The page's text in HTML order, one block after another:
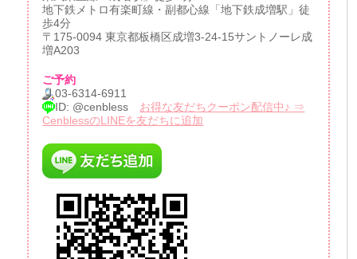
地下鉄メトロ有楽町線・副都心線「地下鉄成増駅」徒
歩4分
〒175-0094 東京都板橋区成増3-24-15サントノーレ成
増A203
ご予約
03-6314-6911
ID: @cenbless お得な友だちクーポン配信中♪ ⇒
CenblessのLINEを友だちに追加